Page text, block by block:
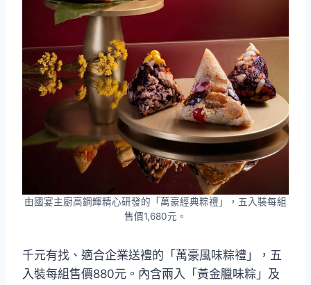
由國宴主廚高鋼輝精心研發的「萬豪經典粽禮」，五入裝每組
售價1,680元。
千元有找、適合企業送禮的「萬豪風味粽禮」，五
入裝每組售價880元。內含兩入「黃金臘味粽」及